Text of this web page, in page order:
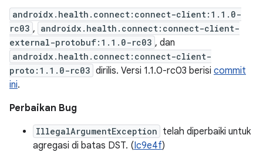
androidx.health.connect:connect-client:1.1.0-
rc03 , androidx.health.connect:connect-client-
external-protobuf:1.1.0-rc03 , dan
androidx.health.connect:connect-client-
proto:1.1.0-rc03 dirilis. Versi 1.1.0-rc03 berisi commit
ini.
Perbaikan Bug
IllegalArgumentException telah diperbaiki untuk
agregasi di batas DST. (Ic9e4f)